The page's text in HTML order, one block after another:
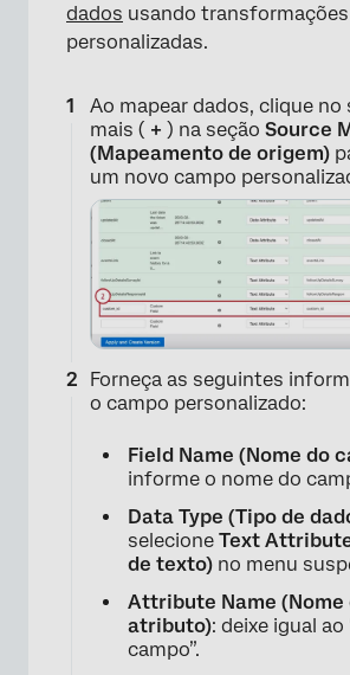
dados usando transformações
personalizadas.
Ao mapear dados, clique no
mais ( + ) na seção Source
(Mapeamento de origem)
um novo campo
Forneça as seguintes
o campo personalizado:
Field Name (Nome do
informe o nome do
Data Type (Tipo de
selecione Text
de texto) no menu
Attribute Name (Nome
atributo): deixe igual ao
campo”.